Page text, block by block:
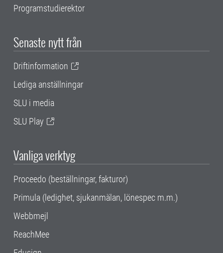
Programstudierektor
Senaste nytt från
Driftinformation
Lediga anställningar
SLU i media
SLU Play
Vanliga verktyg
Proceedo (beställningar, fakturor)
Primula (ledighet, sjukanmälan, lönespec m.m.)
Webbmejl
ReachMee